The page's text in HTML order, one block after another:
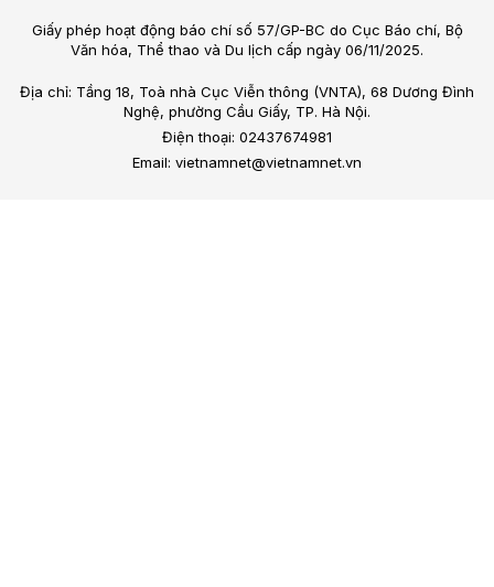
Giấy phép hoạt động báo chí số 57/GP-BC do Cục Báo chí, Bộ
Văn hóa, Thể thao và Du lịch cấp ngày 06/11/2025.
Địa chỉ: Tầng 18, Toà nhà Cục Viễn thông (VNTA), 68 Dương Đình
Nghệ, phường Cầu Giấy, TP. Hà Nội.
Điện thoại: 02437674981
Email: vietnamnet@vietnamnet.vn